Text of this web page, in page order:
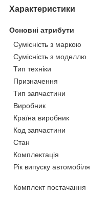
Характеристики
Основні атрибути
Сумісність з маркою
Сумісність з моделлю
Тип техніки
Призначення
Тип запчастини
Виробник
Країна виробник
Код запчастини
Стан
Комплектація
Рік випуску автомобіля
Комплект постачання